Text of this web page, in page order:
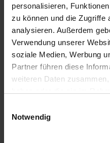
personalisieren,
zu können und die Zugriffe
analysieren. Außerdem
Verwendung unserer
soziale Medien, Werbung
Partner führen diese
weiteren Daten
Notwendig
AM SEE
We look forward to
personal holiday
immediate reply by